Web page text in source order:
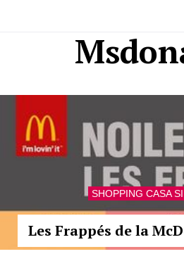
SHOPPING CASA
Les Frappés de la